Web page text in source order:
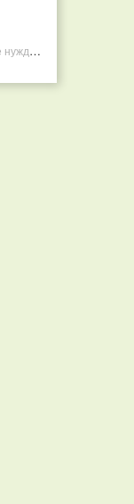
Горжусь тем, что моя семья круглый год не нуждается в покупных витаминах